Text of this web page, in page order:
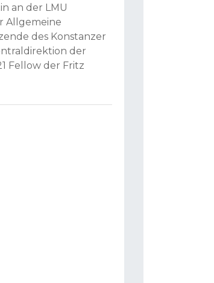
an der LMU
Allgemeine
des Konstanzer
der
Fellow der Fritz